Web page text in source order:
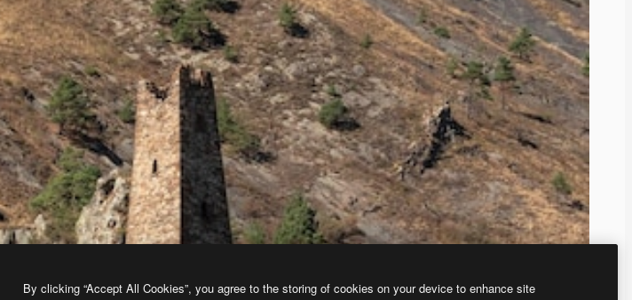
By clicking “Accept All Cookies”, you agree to the storing of cookies on your device to enhance site